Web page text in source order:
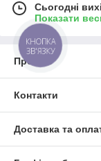
Сьогодні
Показати
Про нас
Контакти
Доставка та
КНОПКА
ЗВ'ЯЗКУ